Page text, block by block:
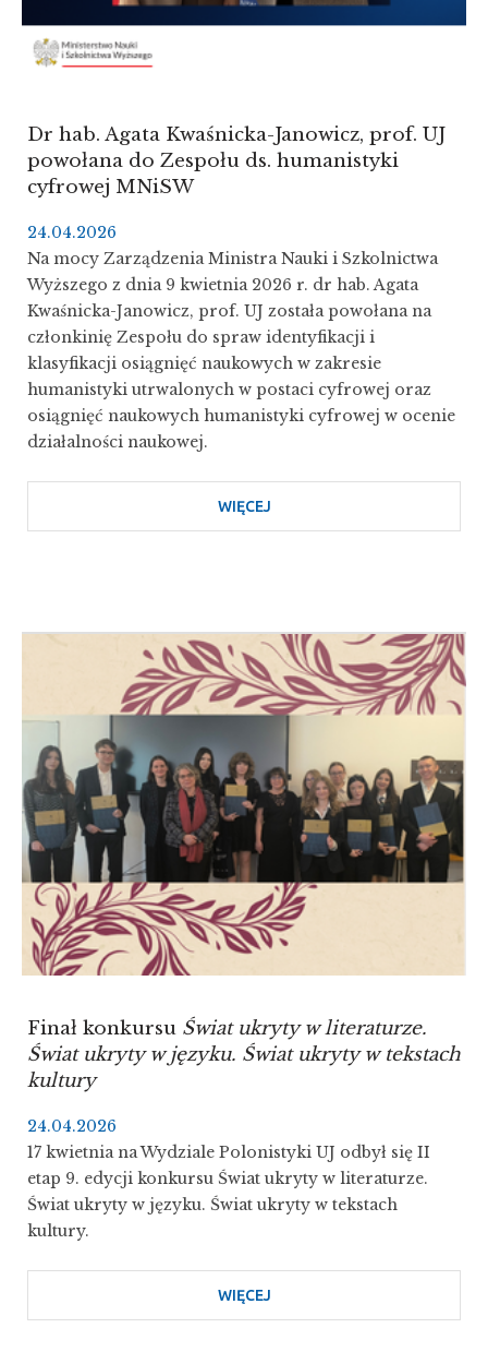
Dr hab. Agata Kwaśnicka-Janowicz, prof. UJ
powołana do Zespołu ds. humanistyki
cyfrowej MNiSW
24.04.2026
Na mocy Zarządzenia Ministra Nauki i Szkolnictwa
Wyższego z dnia 9 kwietnia 2026 r. dr hab. Agata
Kwaśnicka-Janowicz, prof. UJ została powołana na
członkinię Zespołu do spraw identyfikacji i
klasyfikacji osiągnięć naukowych w zakresie
humanistyki utrwalonych w postaci cyfrowej oraz
osiągnięć naukowych humanistyki cyfrowej w ocenie
działalności naukowej.
WIĘCEJ
DR
JANOWICZ,
PROF.
UJ
POWOŁANA
ZESPOŁU
DS.
HUMANISTYKI
CYFROWEJ
Finał konkursu Świat ukryty w literaturze.
Świat ukryty w języku. Świat ukryty w tekstach
kultury
24.04.2026
17 kwietnia na Wydziale Polonistyki UJ odbył się II
etap 9. edycji konkursu Świat ukryty w literaturze.
Świat ukryty w języku. Świat ukryty w tekstach
kultury.
WIĘCEJ
FINAŁ